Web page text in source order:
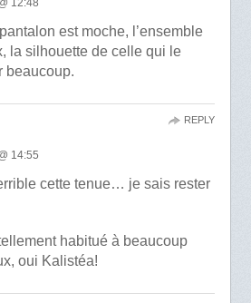
12:48
est moche, l’ensemble
la silhouette de celle qui le
beaucoup.
14:55
cette tenue… je sais rester
habitué à beaucoup
oui Kalistéa!
REPLY